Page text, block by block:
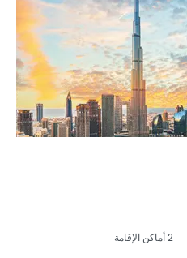
2 أماكن الإقامة